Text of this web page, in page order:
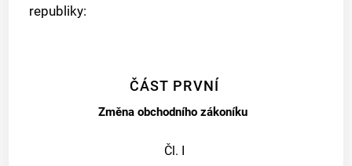
republiky:
ČÁST PRVNÍ
Změna obchodního zákoníku
Čl. I